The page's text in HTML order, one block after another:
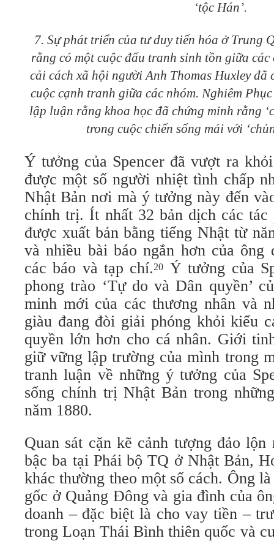
‘tộc Hán’.
7. Sự phát triển của tư duy tiến hóa ở Trung
rằng có một cuộc đấu tranh sinh tồn giữa
cải cách xã hội người Anh Thomas Huxley đã
cuộc cạnh tranh giữa các nhóm. Nghiêm
lập luận rằng khoa học đã chứng minh rằng
trong cuộc chiến sống mái với
Ý tưởng của Spencer đã vượt ra
được một số người nhiệt tình chấp
Nhật Bản nơi mà ý tưởng này đến
chính trị. Ít nhất 32 bản dịch các tác
được xuất bản bằng tiếng Nhật từ
và nhiều bài báo ngắn hơn của ông
các báo và tạp chí.20
Ý tưởng của
phong trào ‘Tự do và Dân quyền’
minh mới của các thương nhân và
giàu đang đòi giải phóng khỏi kiểu
quyền lớn hơn cho cá nhân. Giới
giữ vững lập trường của mình trong
tranh luận về những ý tưởng của
sống chính trị Nhật Bản trong
năm 1880.
Quan sát cặn kẽ cảnh tượng đảo
bậc ba tại Phái bộ TQ ở Nhật Bản,
khác thường theo một số cách. Ông
gốc ở Quảng Đông và gia đình của
doanh – đặc biệt là cho vay tiền –
trong Loạn Thái Bình thiên quốc và